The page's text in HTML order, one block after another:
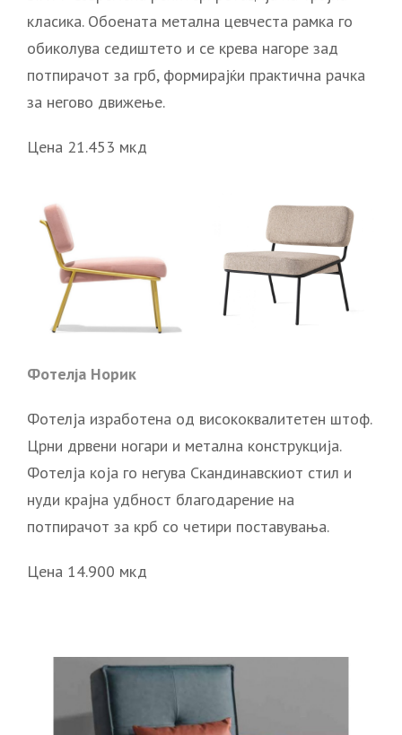
класика. Обоената метална цевчеста рамка го
обиколува седиштето и се крева нагоре зад
потпирачот за грб, формирајќи практична рачка
за негово движење.
Цена 21.453 мкд
Фотелја Норик
Фотелја изработена од висококвалитетен штоф.
Црни дрвени ногари и метална конструкција.
Фотелја која го негува Скандинавскиот стил и
нуди крајна удбност благодарение на
потпирачот за крб со четири поставувања.
Цена 14.900 мкд